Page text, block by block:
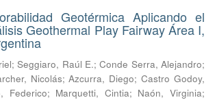
Geotérmica Aplicando el
Geothermal Play Fairway Área I,
;Seggiaro, Raúl E.;Conde Serra, Alejandro;
Nicolás;Azcurra, Diego;Castro Godoy,
Federico; Marquetti, Cintia; Naón, Virginia;